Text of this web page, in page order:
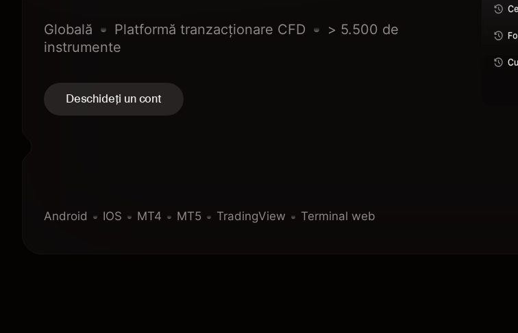
Globală Platformă tranzacționare CFD
> 5.500 de
instrumente
Deschideți un cont
Android IOS MT4 MT5 TradingView Terminal web